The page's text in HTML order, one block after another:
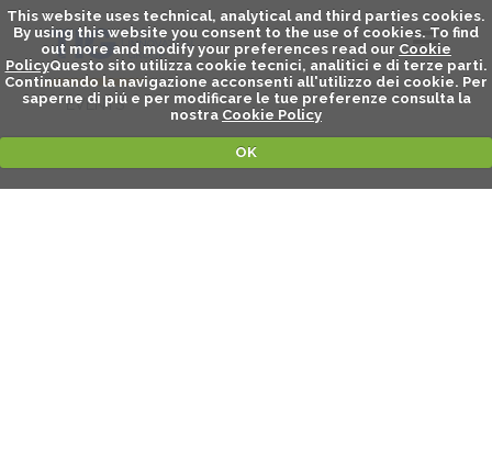
This website uses technical, analytical and third parties cookies.
By using this website you consent to the use of cookies. To find
out more and modify your preferences read our Cookie
PolicyQuesto sito utilizza cookie tecnici, analitici e di terze parti.
Continuando la navigazione acconsenti all'utilizzo dei cookie. Per
saperne di piú e per modificare le tue preferenze consulta la
nostra Cookie Policy
OK
EVENTS